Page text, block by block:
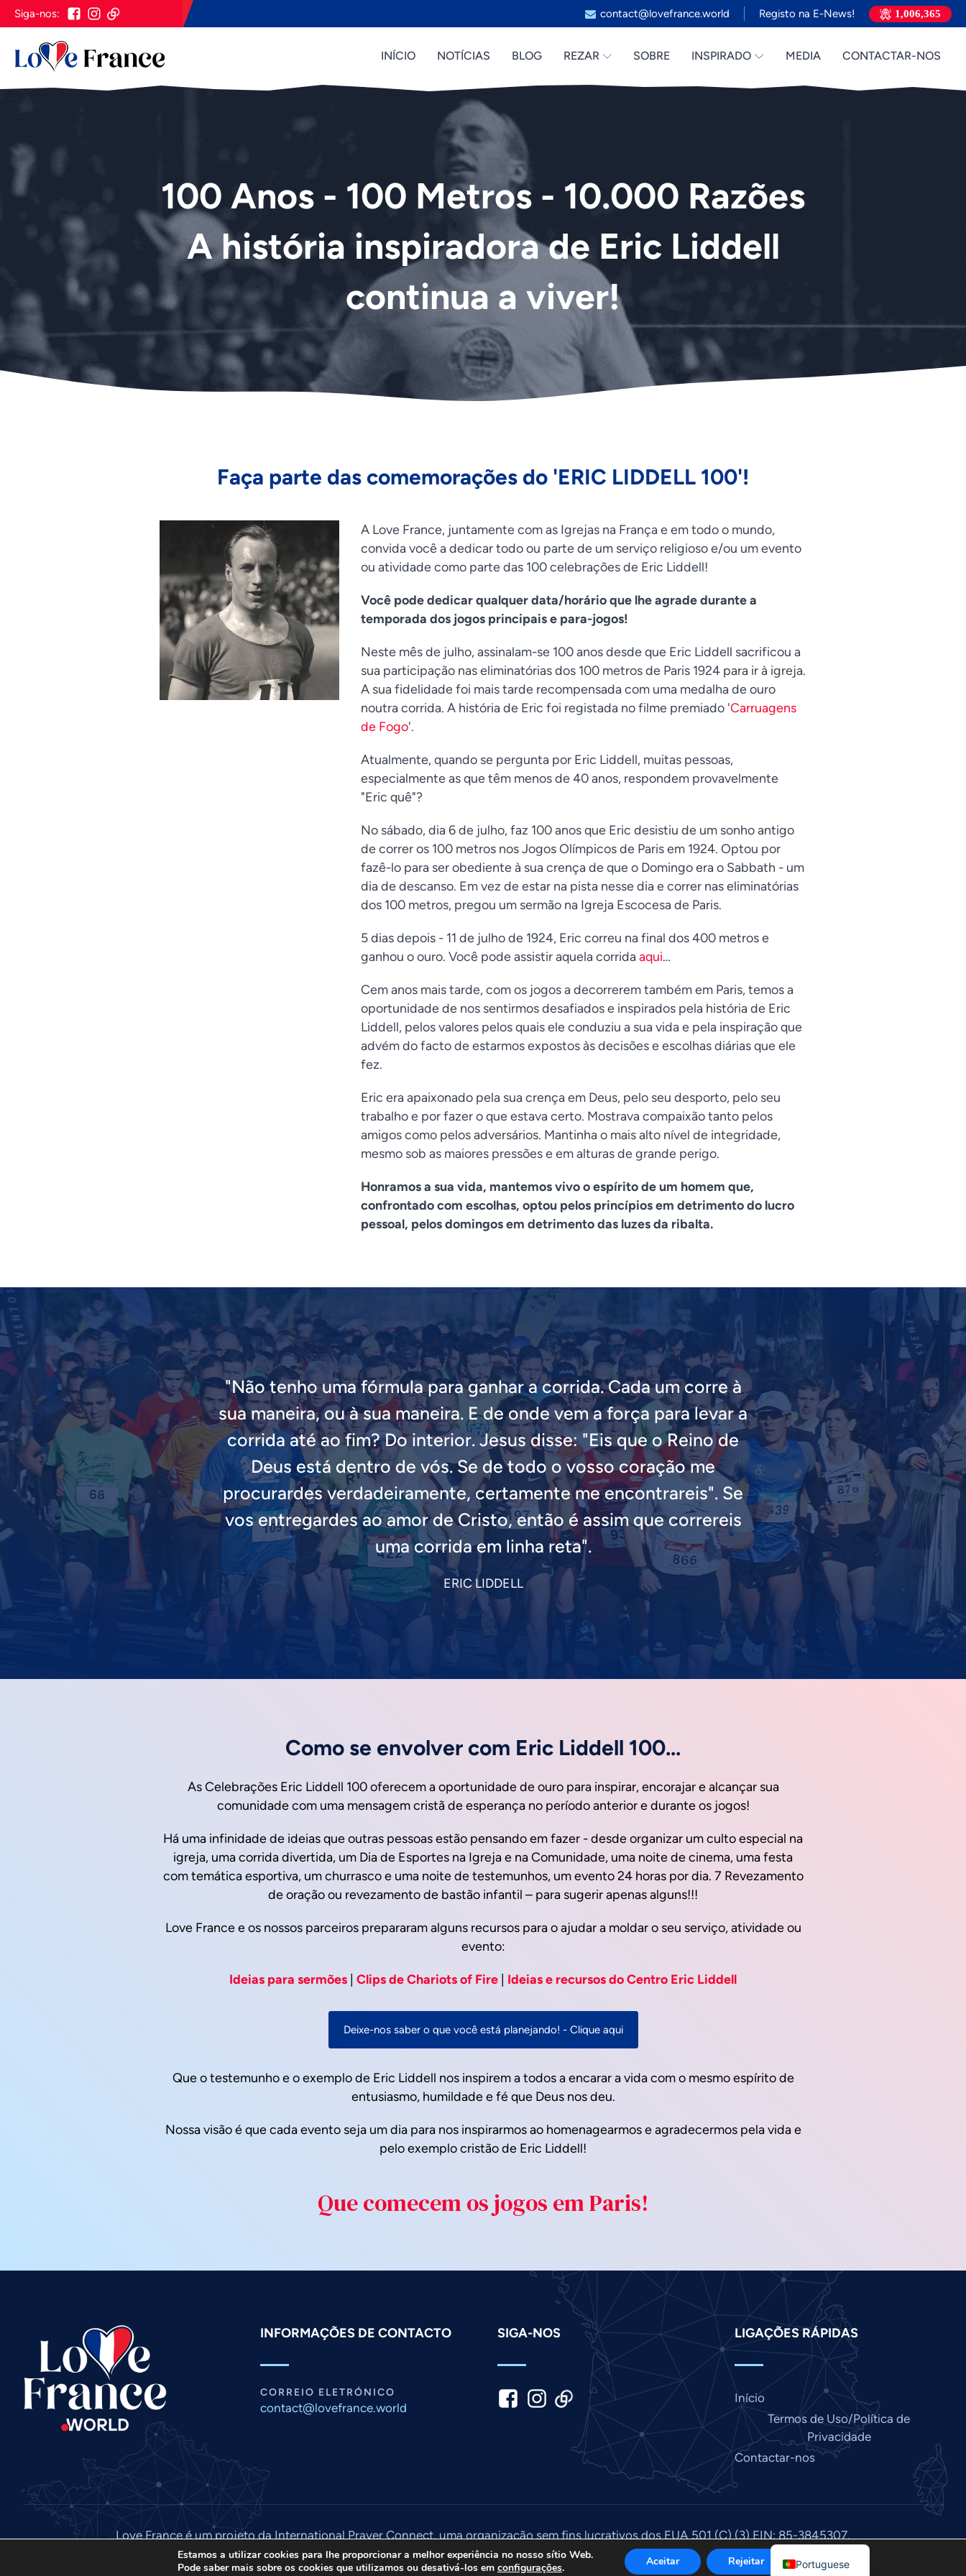
Siga-nos: contact@lovefrance.world Registo na E-News! 1,006,365
INÍCIO NOTÍCIAS BLOG REZAR SOBRE INSPIRADO MEDIA CONTACTAR-NOS
100 Anos - 100 Metros - 10.000 Razões
A história inspiradora de Eric Liddell
continua a viver!
Faça parte das comemorações do 'ERIC LIDDELL 100'!
A Love France, juntamente com as Igrejas na França e em todo o mundo,
convida você a dedicar todo ou parte de um serviço religioso e/ou um evento
ou atividade como parte das 100 celebrações de Eric Liddell!
Você pode dedicar qualquer data/horário que lhe agrade durante a
temporada dos jogos principais e para-jogos!
Neste mês de julho, assinalam-se 100 anos desde que Eric Liddell sacrificou a
sua participação nas eliminatórias dos 100 metros de Paris 1924 para ir à igreja.
A sua fidelidade foi mais tarde recompensada com uma medalha de ouro
noutra corrida. A história de Eric foi registada no filme premiado 'Carruagens
de Fogo'.
Atualmente, quando se pergunta por Eric Liddell, muitas pessoas,
especialmente as que têm menos de 40 anos, respondem provavelmente
"Eric quê"?
No sábado, dia 6 de julho, faz 100 anos que Eric desistiu de um sonho antigo
de correr os 100 metros nos Jogos Olímpicos de Paris em 1924. Optou por
fazê-lo para ser obediente à sua crença de que o Domingo era o Sabbath - um
dia de descanso. Em vez de estar na pista nesse dia e correr nas eliminatórias
dos 100 metros, pregou um sermão na Igreja Escocesa de Paris.
5 dias depois - 11 de julho de 1924, Eric correu na final dos 400 metros e
ganhou o ouro. Você pode assistir aquela corrida aqui…
Cem anos mais tarde, com os jogos a decorrerem também em Paris, temos a
oportunidade de nos sentirmos desafiados e inspirados pela história de Eric
Liddell, pelos valores pelos quais ele conduziu a sua vida e pela inspiração que
advém do facto de estarmos expostos às decisões e escolhas diárias que ele
fez.
Eric era apaixonado pela sua crença em Deus, pelo seu desporto, pelo seu
trabalho e por fazer o que estava certo. Mostrava compaixão tanto pelos
amigos como pelos adversários. Mantinha o mais alto nível de integridade,
mesmo sob as maiores pressões e em alturas de grande perigo.
Honramos a sua vida, mantemos vivo o espírito de um homem que,
confrontado com escolhas, optou pelos princípios em detrimento do lucro
pessoal, pelos domingos em detrimento das luzes da ribalta.
"Não tenho uma fórmula para ganhar a corrida. Cada um corre à
sua maneira, ou à sua maneira. E de onde vem a força para levar a
corrida até ao fim? Do interior. Jesus disse: "Eis que o Reino de
Deus está dentro de vós. Se de todo o vosso coração me
procurardes verdadeiramente, certamente me encontrareis". Se
vos entregardes ao amor de Cristo, então é assim que correreis
uma corrida em linha reta".
ERIC LIDDELL
Como se envolver com Eric Liddell 100...
As Celebrações Eric Liddell 100 oferecem a oportunidade de ouro para inspirar, encorajar e alcançar sua
comunidade com uma mensagem cristã de esperança no período anterior e durante os jogos!
Há uma infinidade de ideias que outras pessoas estão pensando em fazer - desde organizar um culto especial na
igreja, uma corrida divertida, um Dia de Esportes na Igreja e na Comunidade, uma noite de cinema, uma festa
com temática esportiva, um churrasco e uma noite de testemunhos, um evento 24 horas por dia. 7 Revezamento
de oração ou revezamento de bastão infantil – para sugerir apenas alguns!!!
Love France e os nossos parceiros prepararam alguns recursos para o ajudar a moldar o seu serviço, atividade ou
evento:
Ideias para sermões Clips de Chariots of Fire Ideias e recursos do Centro Eric Liddell
Deixe-nos saber o que você está planejando! - Clique aqui
Que o testemunho e o exemplo de Eric Liddell nos inspirem a todos a encarar a vida com o mesmo espírito de
entusiasmo, humildade e fé que Deus nos deu.
Nossa visão é que cada evento seja um dia para nos inspirarmos ao homenagearmos e agradecermos pela vida e
pelo exemplo cristão de Eric Liddell!
Que comecem os jogos em Paris!
INFORMAÇÕES DE CONTACTO
CORREIO ELETRÓNICO
contact@lovefrance.world
SIGA-NOS LIGAÇÕES RÁPIDAS
Início
Termos de Uso/Política de
Privacidade
Contactar-nos
Love France é um projeto da International Prayer Connect, uma organização sem fins lucrativos dos EUA 501 (C) (3) EIN: 85-3845307.
© 2026. Todos os direitos reservados. Site criado porMeios de comunicação IPC
Estamos a utilizar cookies para lhe proporcionar a melhor experiência no nosso sítio Web.
Pode saber mais sobre os cookies que utilizamos ou desativá-los em configurações. Aceitar Rejeitar Portuguese
English
Chinese
Dutch
Finnish
French
German
Gujarati
Hindi
Indonesian
Malay
Swahili
Telugu